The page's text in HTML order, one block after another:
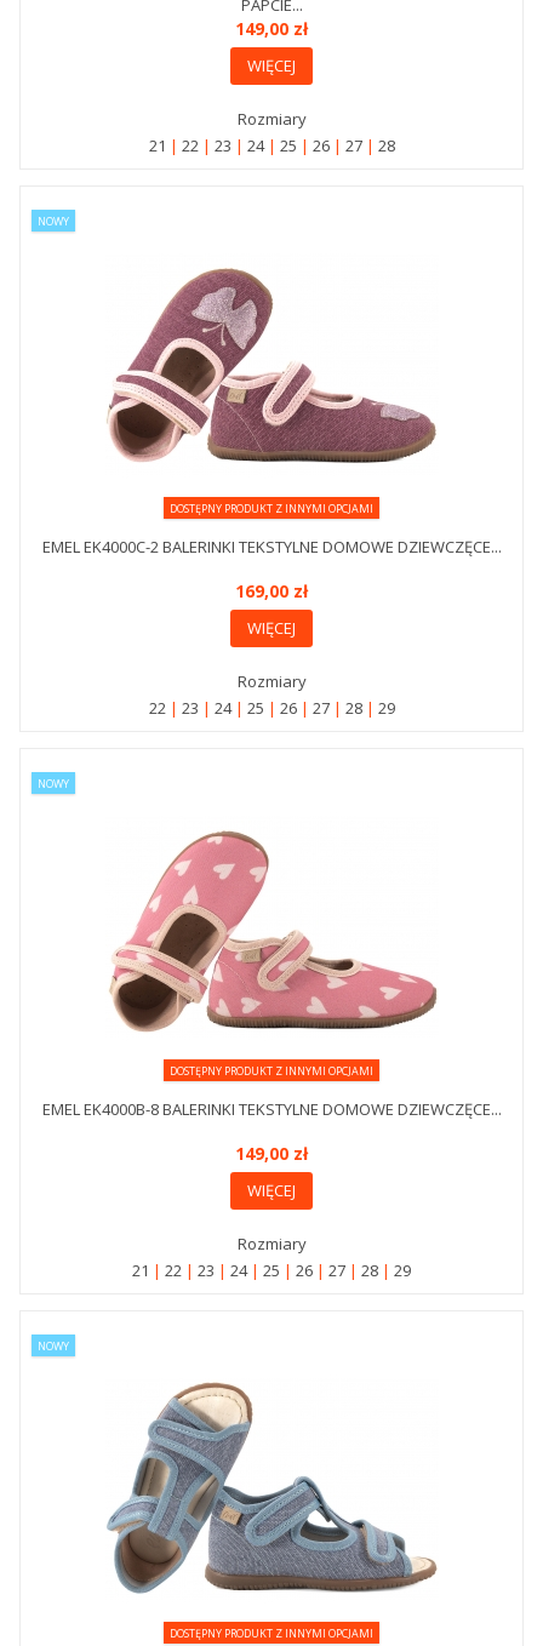
PAPCIE...
149,00 zł
WIĘCEJ
Rozmiary
21
22 23 24 25 26 27 28
NOWY
DOSTĘPNY PRODUKT Z INNYMI OPCJAMI
EMEL EK4000C-2 BALERINKI TEKSTYLNE DOMOWE DZIEWCZĘCE...
169,00 zł
WIĘCEJ
Rozmiary
22
23 24 25 26 27 28 29
NOWY
DOSTĘPNY PRODUKT Z INNYMI OPCJAMI
EMEL EK4000B-8 BALERINKI TEKSTYLNE DOMOWE DZIEWCZĘCE...
149,00 zł
WIĘCEJ
Rozmiary
21
22 23 24 25 26 27 28 29
NOWY
DOSTĘPNY PRODUKT Z INNYMI OPCJAMI